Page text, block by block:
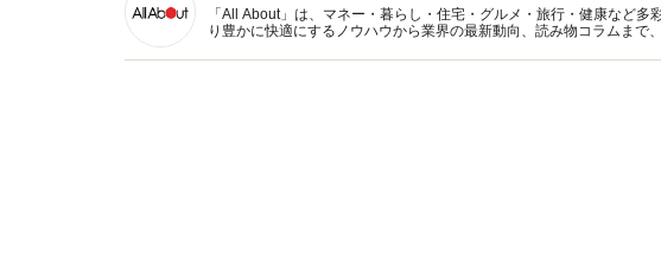
「All About」は、マネー・暮らし・住宅・グルメ・旅行・健康など
り豊かに快適にするノウハウから業界の最新動向、読み物コラムま